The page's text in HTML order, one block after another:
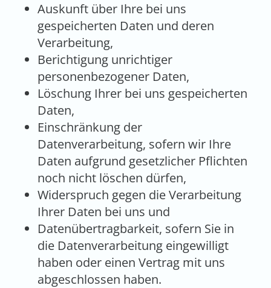
Auskunft über Ihre bei uns
gespeicherten Daten und deren
Verarbeitung,
Berichtigung unrichtiger
personenbezogener Daten,
Löschung Ihrer bei uns gespeicherten
Daten,
Einschränkung der
Datenverarbeitung, sofern wir Ihre
Daten aufgrund gesetzlicher Pflichten
noch nicht löschen dürfen,
Widerspruch gegen die Verarbeitung
Ihrer Daten bei uns und
Datenübertragbarkeit, sofern Sie in
die Datenverarbeitung eingewilligt
haben oder einen Vertrag mit uns
abgeschlossen haben.